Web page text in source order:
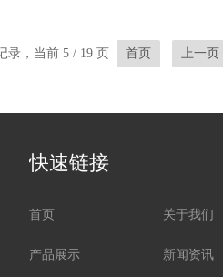
录，当前 5 / 19 页 首页 上一页
快速链接
首页 关于我们
产品展示 新闻资讯